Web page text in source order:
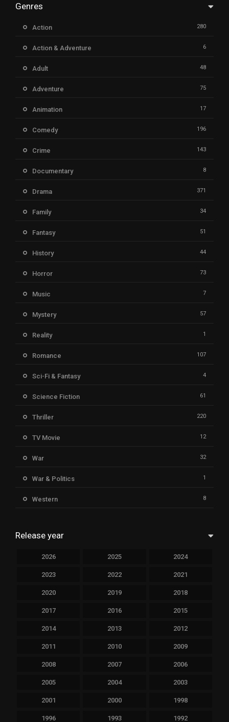
Genres
Action 280
Action & Adventure 6
Adult 48
Adventure 75
Animation 17
Comedy 196
Crime 143
Documentary 8
Drama 371
Family 34
Fantasy 51
History 44
Horror 73
Music 7
Mystery 57
Reality 1
Romance 107
Sci-Fi & Fantasy 4
Science Fiction 61
Thriller 220
TV Movie 12
War 32
War & Politics 1
Western 8
Release year
2026 2025 2024
2023 2022 2021
2020 2019 2018
2017 2016 2015
2014 2013 2012
2011 2010 2009
2008 2007 2006
2005 2004 2003
2001 2000 1998
1996 1993 1992